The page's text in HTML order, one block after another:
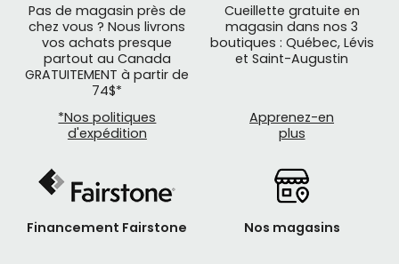
Pas de magasin près de
chez vous ? Nous livrons
vos achats presque
partout au Canada
GRATUITEMENT à partir de
74$*
*Nos politiques
d'expédition
Cueillette gratuite en
magasin dans nos 3
boutiques : Québec, Lévis
et Saint-Augustin
Apprenez-en
plus
Financement Fairstone Nos magasins